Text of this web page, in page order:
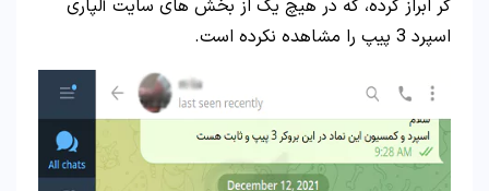
گر ابراز کرده، که در هیچ یک از بخش های سایت آلپاری
اسپرد 3 پیپ را مشاهده نکرده است.